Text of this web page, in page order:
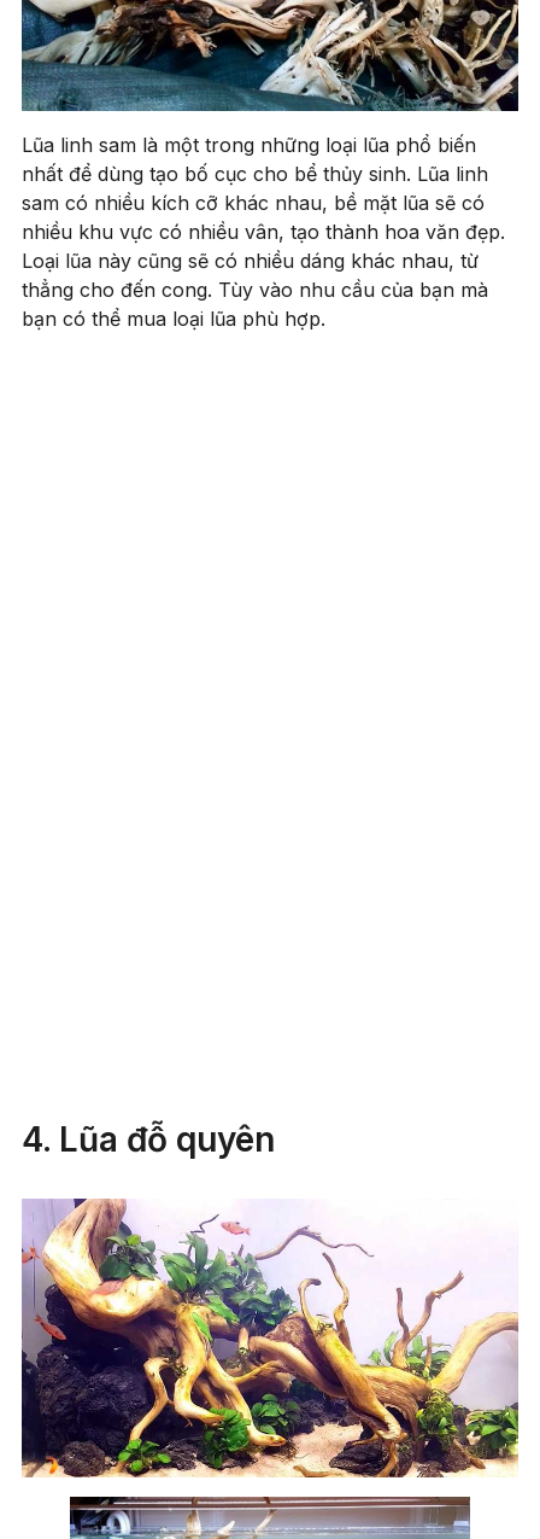
Lũa linh sam là một trong những loại lũa phổ biến
nhất để dùng tạo bố cục cho bể thủy sinh. Lũa linh
sam có nhiều kích cỡ khác nhau, bề mặt lũa sẽ có
nhiều khu vực có nhiều vân, tạo thành hoa văn đẹp.
Loại lũa này cũng sẽ có nhiều dáng khác nhau, từ
thẳng cho đến cong. Tùy vào nhu cầu của bạn mà
bạn có thể mua loại lũa phù hợp.
4. Lũa đỗ quyên